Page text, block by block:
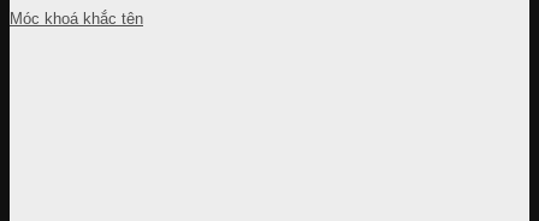
Móc khoá khắc tên